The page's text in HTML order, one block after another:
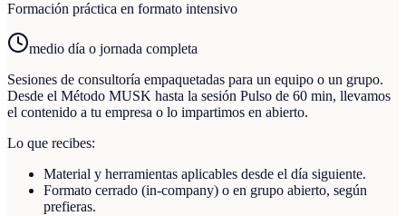
Formación práctica en formato intensivo
medio día o jornada completa
Sesiones de consultoría empaquetadas para un equipo o un grupo.
Desde el Método MUSK hasta la sesión Pulso de 60 min, llevamos
el contenido a tu empresa o lo impartimos en abierto.
Lo que recibes:
Material y herramientas aplicables desde el día siguiente.
Formato cerrado (in-company) o en grupo abierto, según
prefieras.